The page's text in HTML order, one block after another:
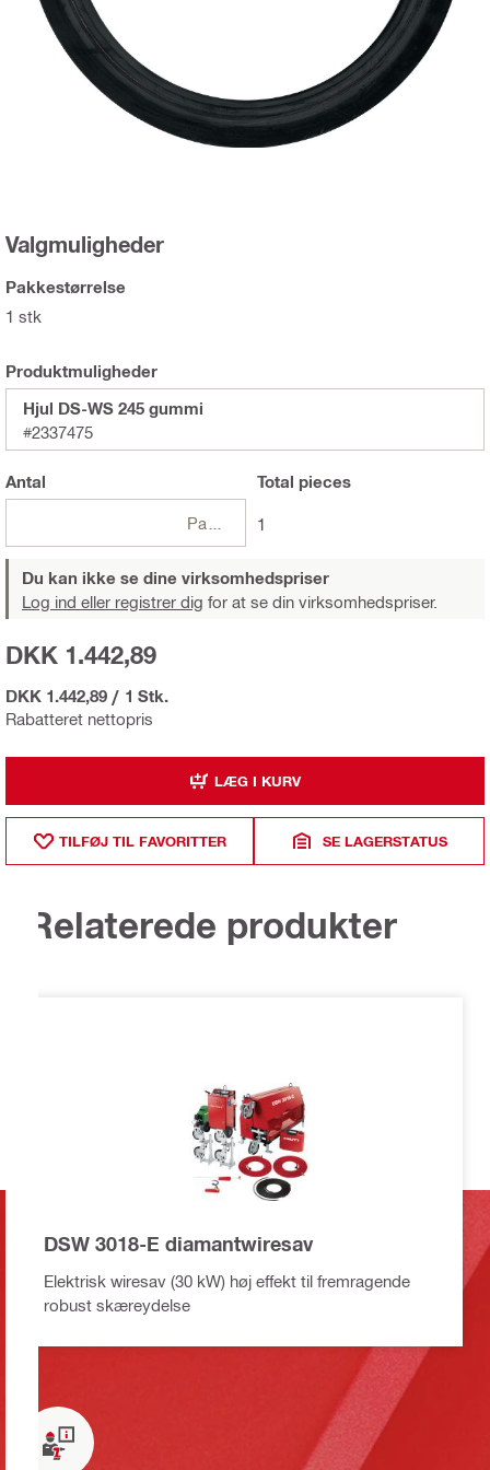
Valgmuligheder
Pakkestørrelse
1 stk
Produktmuligheder
Hjul DS-WS 245 gummi
#2337475
Antal Total pieces
1
Du kan ikke se dine virksomhedspriser
Log ind eller registrer dig for at se din virksomhedspriser.
Rabatteret nettopris
DKK 1.442,89
DKK 1.442,89 / 1 Stk.
LÆG I KURV
TILFØJ TIL FAVORITTER SE LAGERSTATUS
Relaterede produkter
DSW 3018-E diamantwiresav
Elektrisk wiresav (30 kW) høj effekt til fremragende
robust skæreydelse